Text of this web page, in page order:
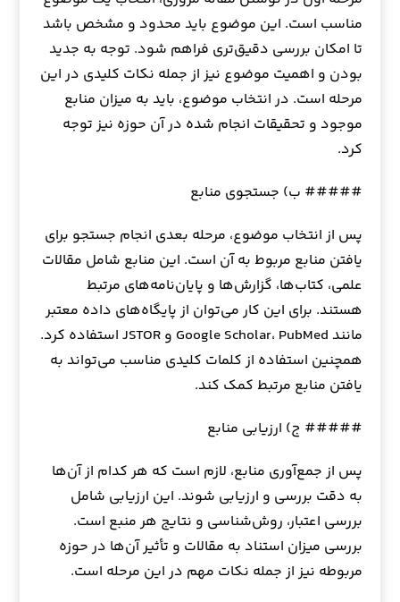
مناسب است. این موضوع باید محدود و مشخص باشد
تا امکان بررسی دقیق‌تری فراهم شود. توجه به جدید
بودن و اهمیت موضوع نیز از جمله نکات کلیدی در این
مرحله است. در انتخاب موضوع، باید به میزان منابع
موجود و تحقیقات انجام شده در آن حوزه نیز توجه
کرد.
##### ب) جستجوی منابع
پس از انتخاب موضوع، مرحله بعدی انجام جستجو برای
یافتن منابع مربوط به آن است. این منابع شامل مقالات
علمی، کتاب‌ها، گزارش‌ها و پایان‌نامه‌های مرتبط
هستند. برای این کار می‌توان از پایگاه‌های داده معتبر
مانند Google Scholar، PubMed و JSTOR استفاده کرد.
همچنین استفاده از کلمات کلیدی مناسب می‌تواند به
یافتن منابع مرتبط کمک کند.
##### ج) ارزیابی منابع
پس از جمع‌آوری منابع، لازم است که هر کدام از آن‌ها
به دقت بررسی و ارزیابی شوند. این ارزیابی شامل
بررسی اعتبار، روش‌شناسی و نتایج هر منبع است.
بررسی میزان استناد به مقالات و تأثیر آن‌ها در حوزه
مربوطه نیز از جمله نکات مهم در این مرحله است.